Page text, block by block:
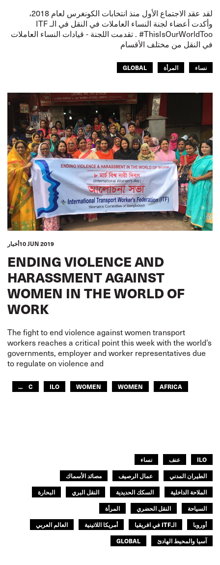
لقد عقد الاجتماع الأول منذ انتخابات الكونغرس لعام 2018،
وأكدت أعضاء لجنة النساء العاملات في النقل في الـ ITF
#ThisIsOurWorldToo . تقدمت اللجنة - قيادات النساء العاملات
في النقل من مختلف الأقسام
نساء المرأة GLOBAL
أخبار10 JUN 2019
ENDING VIOLENCE AND
HARASSMENT AGAINST
WOMEN IN THE WORLD OF
WORK
The fight to end violence against women transport
workers reaches a critical point this week with the world’s
governments, employer and worker representatives due
to regulate on violence and
ILC ILO WOMEN WOMEN
AFRICA
...
ILO عنف
نساء
الطيران المدني
عمال الرصيف
مصائد الأسماك
الملاحة الداخلية
السكك الحديدية النقل البري
البحارة
السياحة
النقل الحضري
المرأة
أوروبا
الـITF في افريقيا أمريكا اللاتينية
العالم العربي
آسيا والمحيط الهادئ
GLOBAL